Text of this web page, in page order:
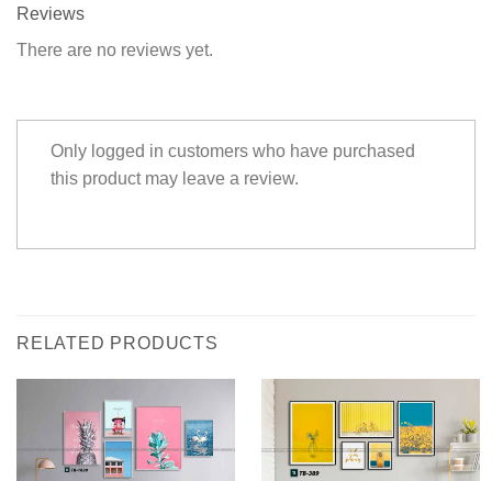
Reviews
There are no reviews yet.
Only logged in customers who have purchased
this product may leave a review.
RELATED PRODUCTS